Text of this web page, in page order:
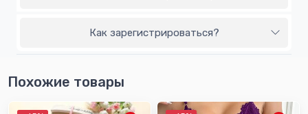
Как зарегистрироваться?
Похожие товары